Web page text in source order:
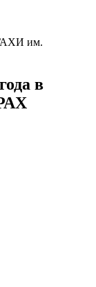
им.
в